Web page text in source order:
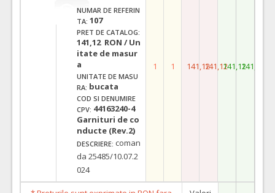
NUMAR DE REFERIN
TA: 107
PRET DE CATALOG:
141,12 RON / Un
itate de masur
a
UNITATE DE MASU
RA: bucata
COD SI DENUMIRE
CPV: 44163240-4
Garnituri de co
nducte (Rev.2)
DESCRIERE: coman
da 25485/10.07.2
024
1 1 141,12141,12141,12141,12